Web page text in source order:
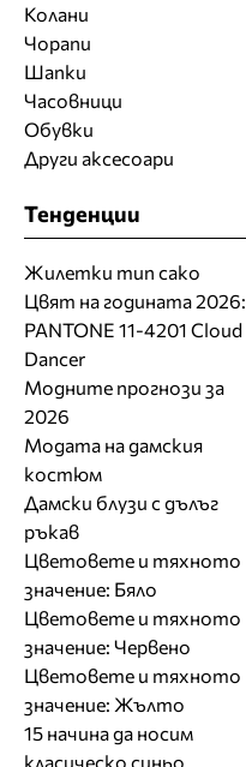
Колани
Чорапи
Шапки
Часовници
Обувки
Други аксесоари
Тенденции
Жилетки тип сако
Цвят на годината 2026:
PANTONE 11-4201 Cloud
Dancer
Модните прогнози за
2026
Модата на дамския
костюм
Дамски блузи с дълъг
ръкав
Цветовете и тяхното
значение: Бяло
Цветовете и тяхното
значение: Червено
Цветовете и тяхното
значение: Жълто
15 начина да носим
класическо синьо